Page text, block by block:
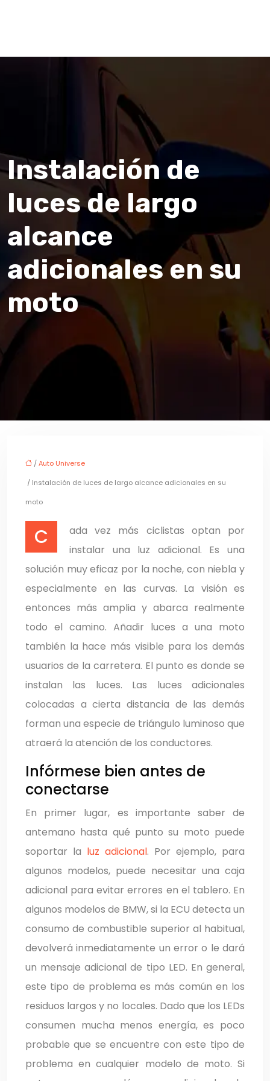
Instalación de
luces de largo
alcance
adicionales en su
moto
/Auto Universe
/ Instalación de luces de largo alcance adicionales en su
moto
Cada vez más ciclistas optan por
instalar una luz adicional. Es una
solución muy eficaz por la noche, con niebla y
especialmente en las curvas. La visión es
entonces más amplia y abarca realmente
todo el camino. Añadir luces a una moto
también la hace más visible para los demás
usuarios de la carretera. El punto es donde se
instalan las luces. Las luces adicionales
colocadas a cierta distancia de las demás
forman una especie de triángulo luminoso que
atraerá la atención de los conductores.
Infórmese bien antes de
conectarse
En primer lugar, es importante saber de
antemano hasta qué punto su moto puede
soportar la luz adicional. Por ejemplo, para
algunos modelos, puede necesitar una caja
adicional para evitar errores en el tablero. En
algunos modelos de BMW, si la ECU detecta un
consumo de combustible superior al habitual,
devolverá inmediatamente un error o le dará
un mensaje adicional de tipo LED. En general,
este tipo de problema es más común en los
residuos largos y no locales. Dado que los LEDs
consumen mucha menos energía, es poco
probable que se encuentre con este tipo de
problema en cualquier modelo de moto. Si